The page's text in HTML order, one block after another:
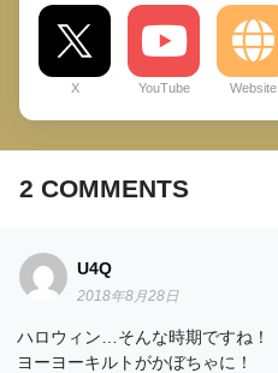
X YouTube Website
2 COMMENTS
U4Q
2018年8月28日
ハロウィン…そんな時期ですね！
ヨーヨーキルトがかぼちゃに！